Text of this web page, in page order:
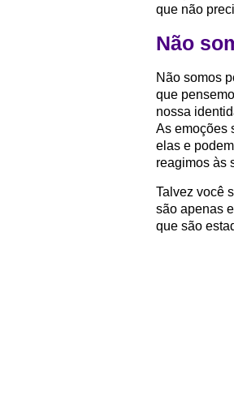
que não
Não
Não somos
que
nossa
As emoções
elas e
reagimos às
Talvez você
são apenas
que são